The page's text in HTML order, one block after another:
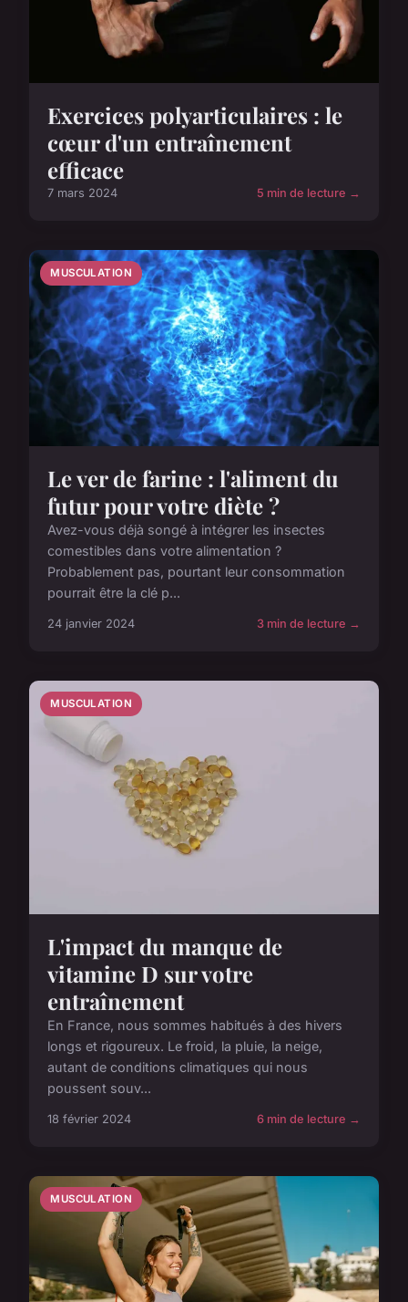
Exercices polyarticulaires : le
cœur d'un entraînement
efficace
7 mars 2024 5 min de lecture →
MUSCULATION
Le ver de farine : l'aliment du
futur pour votre diète ?
Avez-vous déjà songé à intégrer les insectes
comestibles dans votre alimentation ?
Probablement pas, pourtant leur consommation
pourrait être la clé p...
24 janvier 2024 3 min de lecture →
MUSCULATION
L'impact du manque de
vitamine D sur votre
entraînement
En France, nous sommes habitués à des hivers
longs et rigoureux. Le froid, la pluie, la neige,
autant de conditions climatiques qui nous
poussent souv...
18 février 2024 6 min de lecture →
MUSCULATION